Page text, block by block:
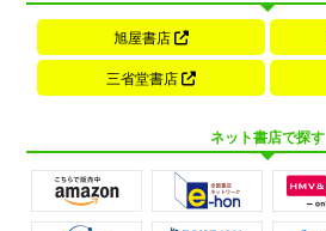
旭屋書店
三省堂書店
ネット書店で探す